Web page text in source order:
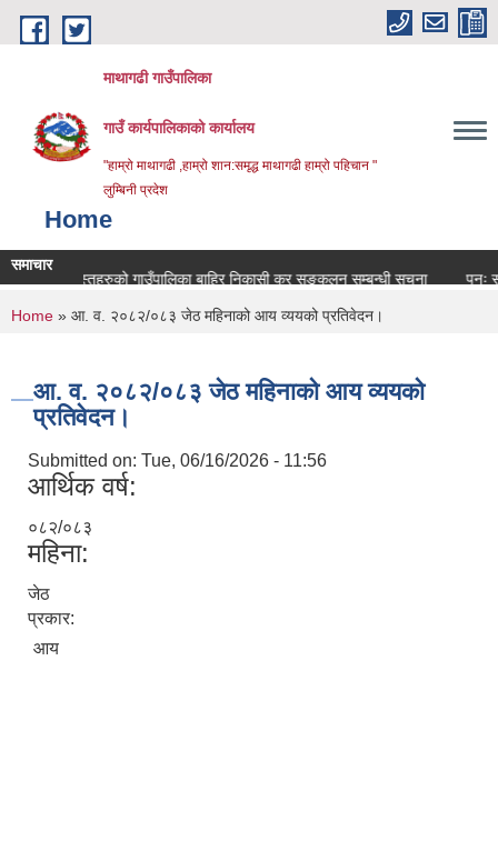
Skip to main content
माथागढी गाउँपालिका
गाउँ कार्यपालिकाको कार्यालय
"हाम्रो माथागढी ,हाम्रो शान:समृद्ध माथागढी हाम्रो पहिचान "
लुम्बिनी प्रदेश
Home
समाचार
वस्तुहरुको गाउँपालिका बाहिर निकासी कर सङ्कलन सम्बन्धी सूचना
पुनः सरुवा
You are here
Home » आ. व. २०८२/०८३ जेठ महिनाको आय व्ययको प्रतिवेदन।
आ. व. २०८२/०८३ जेठ महिनाको आय व्ययको
प्रतिवेदन।
Submitted on: Tue, 06/16/2026 - 11:56
आर्थिक वर्ष:
०८२/०८३
महिना:
जेठ
प्रकार:
आय